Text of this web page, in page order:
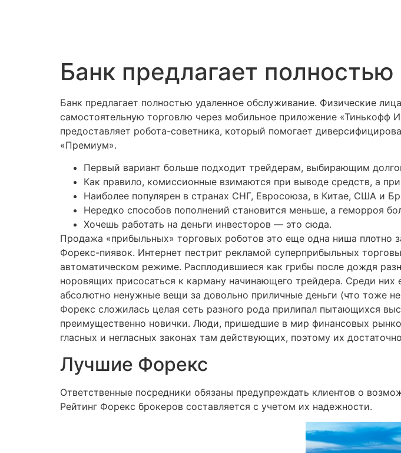
Банк предлагает
Банк предлагает полностью удаленное обслуживание. Физические
самостоятельную торговлю через мобильное приложение «Тинькофф
предоставляет робота-советника, который помогает
«Премиум».
Первый вариант больше подходит трейдерам, выбирающим
Как правило, комиссионные взимаются при выводе средств, а
Наиболее популярен в странах СНГ, Евросоюза, в Китае, США и
Нередко способов пополнений становится меньше, а геморроя
Хочешь работать на деньги инвесторов — это сюда.
Продажа «прибыльных» торговых роботов это еще одна ниша плотно
Форекс-пиявок. Интернет пестрит рекламой суперприбыльных
автоматическом режиме. Расплодившиеся как грибы после дождя
норовящих присосаться к карману начинающего трейдера. Среди
абсолютно ненужные вещи за довольно приличные деньги (что тоже
Форекс сложилась целая сеть разного рода прилипал пытающихся
преимущественно новички. Люди, пришедшие в мир финансовых
гласных и негласных законах там действующих, поэтому их
Лучшие Форекс
Ответственные посредники обязаны предупреждать клиентов о
Рейтинг Форекс брокеров составляется с учетом их надежности.